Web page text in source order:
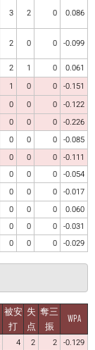
3 2 0 0.086
2 0 0 -0.099
2 1 0 0.061
1 0 0 -0.151
0 0 0 -0.122
0 0 0 -0.226
0 0 0 -0.085
0 0 0 -0.111
0 0 0 -0.054
0 0 0 -0.017
0 0 0
0.060
0 0 0 -0.031
0 0 0 -0.029
被安
打
失
点
奪三
振
WPA
4 2 2 -0.129